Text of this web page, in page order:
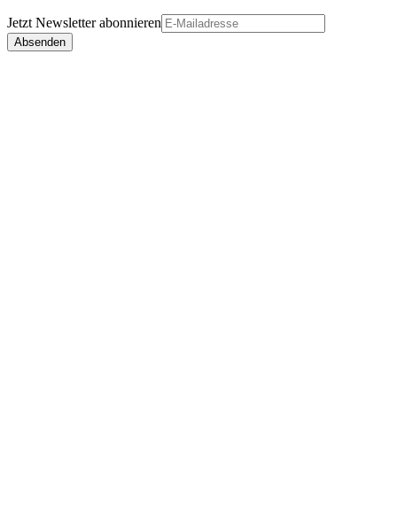
Jetzt Newsletterabonnieren
Absenden